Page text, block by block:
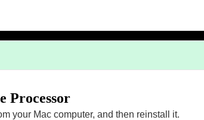
Processor
your Mac computer, and then reinstall it.